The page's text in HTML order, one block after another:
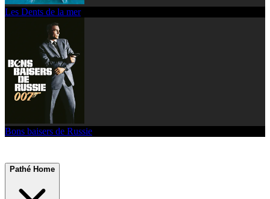
Les Dents de la mer
Bons baisers de Russie
Pathé Home